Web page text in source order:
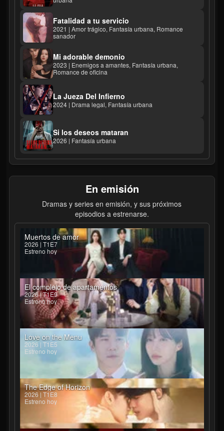
Fatalidad a tu servicio
2021 | Amor trágico, Fantasía urbana, Romance
sanador
Mi adorable demonio
2023 | Enemigos a amantes, Fantasía urbana,
Romance de oficina
La Jueza Del Infierno
2024 | Drama legal, Fantasía urbana
Si los deseos mataran
2026 | Fantasía urbana
En emisión
Dramas y series en emisión, y sus próximos
episodios a estrenarse.
Muertos de amor
2026 | T1E7
Estreno hoy
El complejo de apartamentos
2026 | T1E9
Estreno hoy
Love on the Menu
2026 | T1E5
Estreno hoy
The Edge of Horizon
2026 | T1E8
Estreno hoy